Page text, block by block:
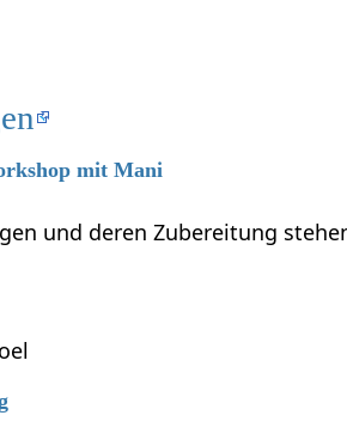
mit Mani
und deren Zubereitung